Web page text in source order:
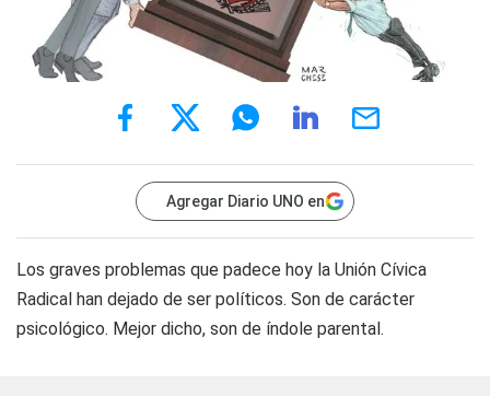
Agregar Diario UNO en
Los graves problemas que padece hoy la Unión Cívica
Radical han dejado de ser políticos. Son de carácter
psicológico. Mejor dicho, son de índole parental.